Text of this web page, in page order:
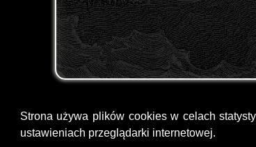
Strona używa plików cookies w celach
ustawieniach przeglądarki internetowej.